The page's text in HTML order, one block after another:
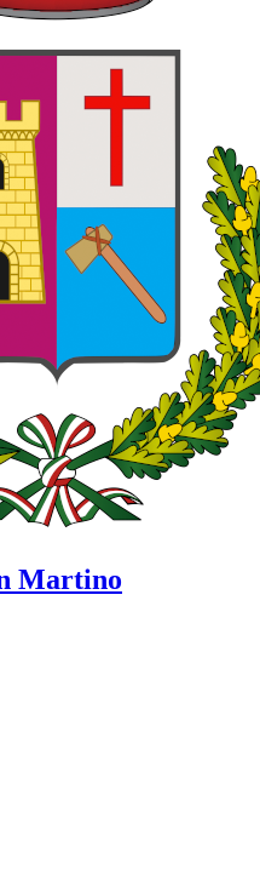
Martino